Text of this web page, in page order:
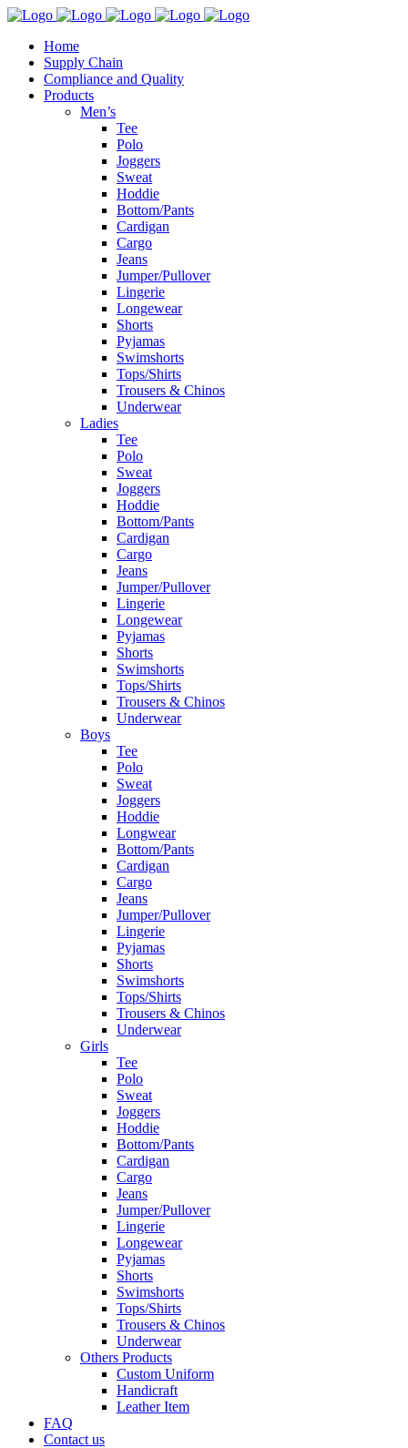
Home
Supply Chain
Compliance and Quality
Products
Men’s
Tee
Polo
Joggers
Sweat
Hoddie
Bottom/Pants
Cardigan
Cargo
Jeans
Jumper/Pullover
Lingerie
Longewear
Shorts
Pyjamas
Swimshorts
Tops/Shirts
Trousers & Chinos
Underwear
Ladies
Tee
Polo
Sweat
Joggers
Hoddie
Bottom/Pants
Cardigan
Cargo
Jeans
Jumper/Pullover
Lingerie
Longewear
Pyjamas
Shorts
Swimshorts
Tops/Shirts
Trousers & Chinos
Underwear
Boys
Tee
Polo
Sweat
Joggers
Hoddie
Longwear
Bottom/Pants
Cardigan
Cargo
Jeans
Jumper/Pullover
Lingerie
Pyjamas
Shorts
Swimshorts
Tops/Shirts
Trousers & Chinos
Underwear
Girls
Tee
Polo
Sweat
Joggers
Hoddie
Bottom/Pants
Cardigan
Cargo
Jeans
Jumper/Pullover
Lingerie
Longewear
Pyjamas
Shorts
Swimshorts
Tops/Shirts
Trousers & Chinos
Underwear
Others Products
Custom Uniform
Handicraft
Leather Item
FAQ
Contact us